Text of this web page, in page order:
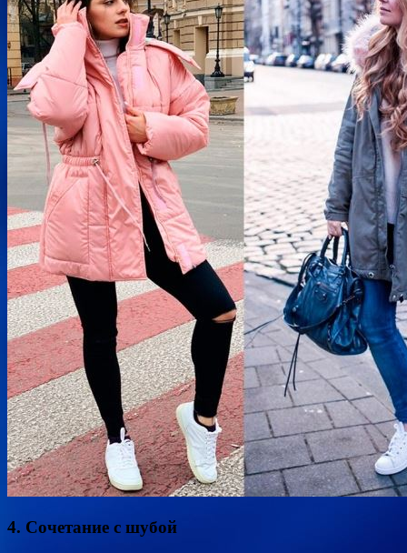
4. Сочетание с шубой